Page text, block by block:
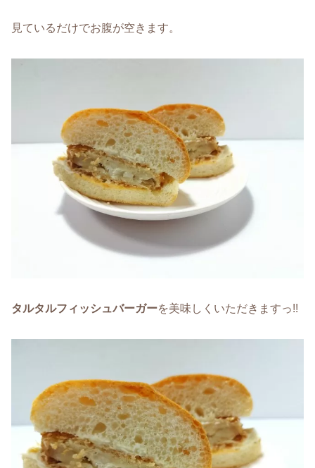
見ているだけでお腹が空きます。
タルタルフィッシュバーガーを美味しくいただきますっ!!